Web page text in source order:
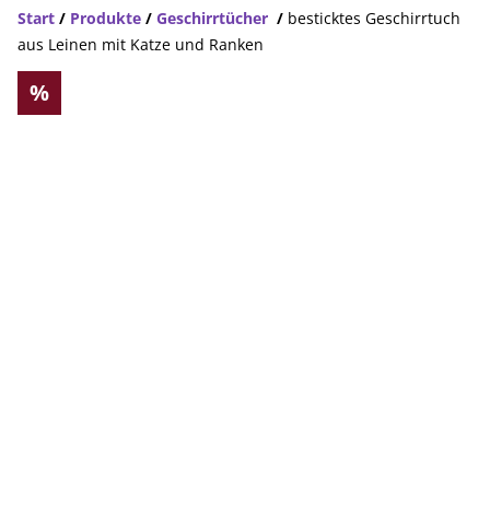
Start / Produkte / Geschirrtücher / besticktes Geschirrtuch
aus Leinen mit Katze und Ranken
%